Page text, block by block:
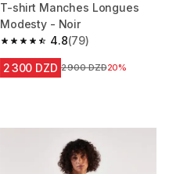
T-shirt Manches Longues
Modesty - Noir
4.8
4.8 out of 5 stars from 79
(79)
2 300 DZD Prix avant la réduction
2 900 DZD20%